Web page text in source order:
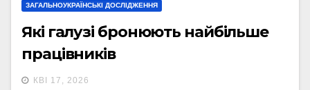
ЗАГАЛЬНОУКРАЇНСЬКІ ДОСЛІДЖЕННЯ
Які галузі бронюють найбільше
працівників
КВІ 17, 2026